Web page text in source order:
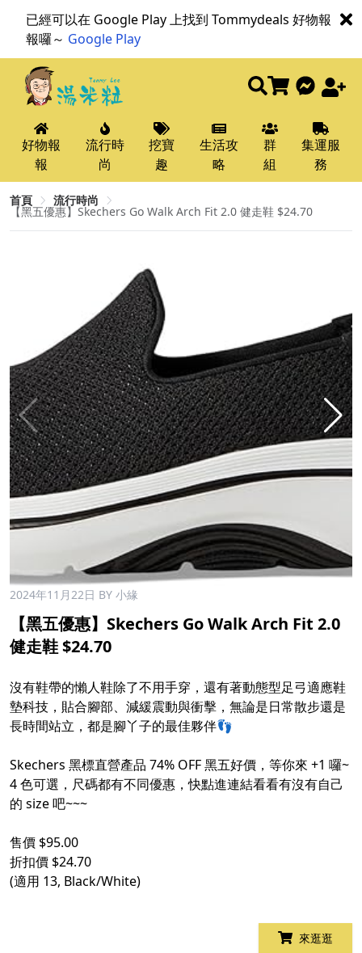
已經可以在 Google Play 上找到 Tommydeals 好物報
報囉～ Google Play
好物報
報
流行時
尚
挖寶
趣
生活攻
略
群
組
集運服
務
首頁 流行時尚
【黑五優惠】Skechers Go Walk Arch Fit 2.0 健走鞋 $24.70
2024年11月22日 BY 小緣
【黑五優惠】Skechers Go Walk Arch Fit 2.0
健走鞋 $24.70
沒有鞋帶的懶人鞋除了不用手穿，還有著動態型足弓適應鞋
墊科技，貼合腳部、減緩震動與衝擊，無論是日常散步還是
長時間站立，都是腳丫子的最佳夥伴👣
Skechers 黑標直營產品 74% OFF 黑五好價，等你來 +1 囉~
4 色可選，尺碼都有不同優惠，快點進連結看看有沒有自己
的 size 吧~~~
售價 $95.00
折扣價 $24.70
(適用 13, Black/White)
來逛逛